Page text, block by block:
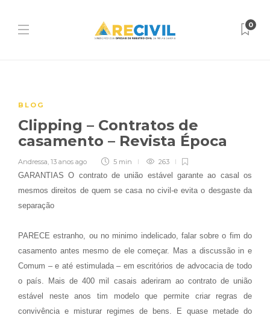
0
BLOG
Clipping – Contratos de
casamento – Revista Época
Andressa, 13 anos ago 5 min 263
GARANTIAS O contrato de união estável garante ao casal os
mesmos direitos de quem se casa no civil-e evita o desgaste da
separação
PARECE estranho, ou no minimo indelicado, falar sobre o fim do
casamento antes mesmo de ele começar. Mas a discussão in e
Comum – e até estimulada – em escritórios de advocacia de todo
o país. Mais de 400 mil casais aderiram ao contrato de união
estável neste anos tim modelo que permite criar regras de
convivência e misturar regimes de bens. E quase metade do